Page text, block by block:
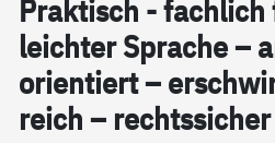
Prak­tisch -
leich­ter Spra­che –
ori­en­tiert –
reich – rechts­si­cher